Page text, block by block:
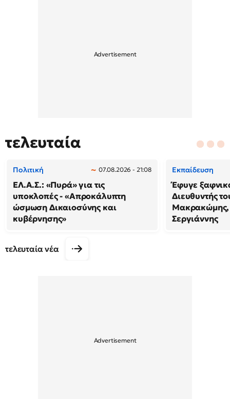
τελευταία
Πολιτική 07.08.2026 - 21:08
ΕΛ.Α.Σ.: «Πυρά» για τις
υποκλοπές - «Απροκάλυπτη
ώσμωση Δικαιοσύνης και
κυβέρνησης»
Εκπαίδευση
Έφυγε
Διευθυντής
Μακρακώμης,
Σεργιάννης
τελευταία νέα